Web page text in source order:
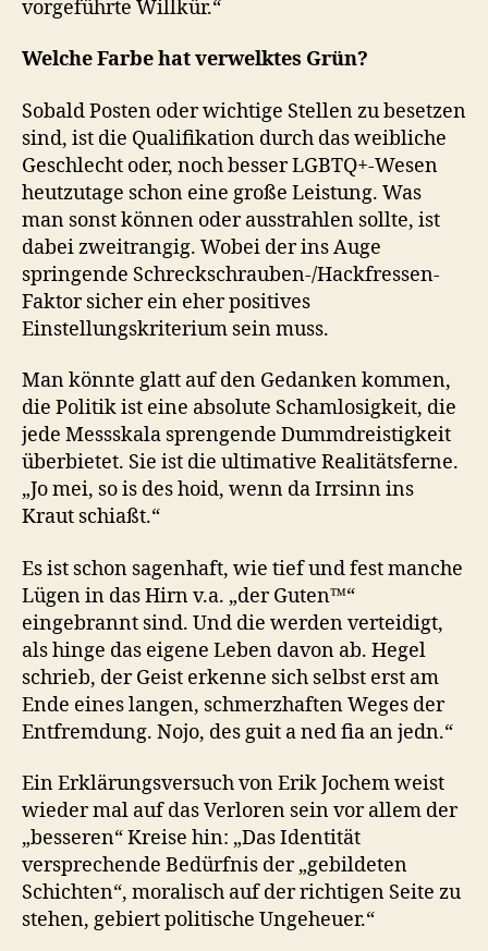
vorgeführte Willkür.“
Welche Farbe hat verwelktes Grün?
Sobald Posten oder wichtige Stellen zu besetzen
sind, ist die Qualifikation durch das weibliche
Geschlecht oder, noch besser LGBTQ+-Wesen
heutzutage schon eine große Leistung. Was
man sonst können oder ausstrahlen sollte, ist
dabei zweitrangig. Wobei der ins Auge
springende Schreckschrauben-/Hackfressen-
Faktor sicher ein eher positives
Einstellungskriterium sein muss.
Man könnte glatt auf den Gedanken kommen,
die Politik ist eine absolute Schamlosigkeit, die
jede Messskala sprengende Dummdreistigkeit
überbietet. Sie ist die ultimative Realitätsferne.
„Jo mei, so is des hoid, wenn da Irrsinn ins
Kraut schiaßt.“
Es ist schon sagenhaft, wie tief und fest manche
Lügen in das Hirn v.a. „der Guten™“
eingebrannt sind. Und die werden verteidigt,
als hinge das eigene Leben davon ab. Hegel
schrieb, der Geist erkenne sich selbst erst am
Ende eines langen, schmerzhaften Weges der
Entfremdung. Nojo, des guit a ned fia an jedn.“
Ein Erklärungsversuch von Erik Jochem weist
wieder mal auf das Verloren sein vor allem der
„besseren“ Kreise hin: „Das Identität
versprechende Bedürfnis der „gebildeten
Schichten“, moralisch auf der richtigen Seite zu
stehen, gebiert politische Ungeheuer.“